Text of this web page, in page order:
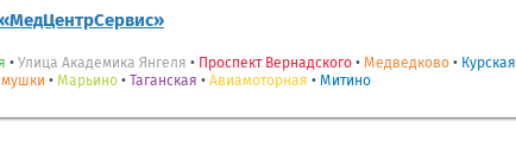
• Улица Академика Янгеля • Проспект Вернадского • Медведково • Курская
• Марьино • Таганская • Авиамоторная • Митино